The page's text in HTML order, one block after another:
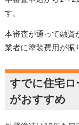
す。
本審査が通って融資
業者に塗装費用が振
すでに住宅
がおすすめ